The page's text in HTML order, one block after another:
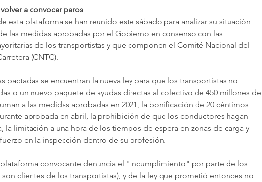
a convocar paros
esta plataforma se han reunido este sábado para analizar su situación
las medidas aprobadas por el Gobierno en consenso con las
de los transportistas y que componen el Comité Nacional del
(CNTC).
pactadas se encuentran la nueva ley para que los transportistas no
o un nuevo paquete de ayudas directas al colectivo de 450 millones de
a las medidas aprobadas en 2021, la bonificación de 20 céntimos
aprobada en abril, la prohibición de que los conductores hagan
la limitación a una hora de los tiempos de espera en zonas de carga y
en la inspección dentro de su profesión.
convocante denuncia el "incumplimiento" por parte de los
son clientes de los transportistas), y de la ley que prometió entonces no